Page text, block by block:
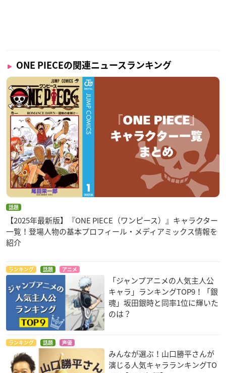
ONE PIECEの関連ニュースランキング
話題
【2025年最新版】『ONE PIECE（ワンピース）』キャラクター
一覧！登場人物の基本プロフィール・メディアミックス情報を
紹介
ランキング 話題 アニメ
「ジャンプアニメの人気主人公
キャラ」ランキングTOP9！「銀
魂」坂田銀時と同率1位に輝いた
のは？
ランキング 話題 声優
みんなが選ぶ！山口勝平さんが
演じる人気キャラランキングTO